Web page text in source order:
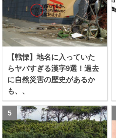
【戦慄】地名に入っていた
らヤバすぎる漢字9選！過去
に自然災害の歴史があるか
も、、